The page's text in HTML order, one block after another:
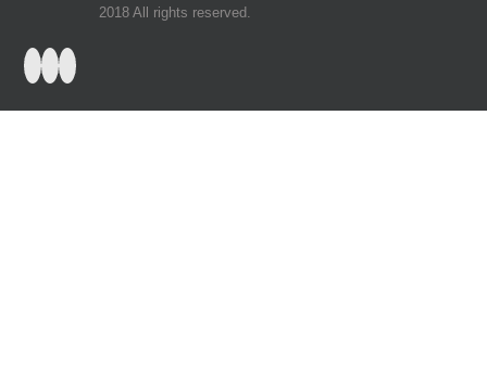
2018 All rights reserved.